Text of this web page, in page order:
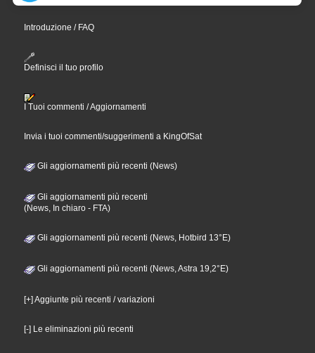
Introduzione / FAQ
Definisci il tuo profilo
I Tuoi commenti / Aggiornamenti
Invia i tuoi commenti/suggerimenti a KingOfSat
Gli aggiornamenti più recenti (News)
Gli aggiornamenti più recenti
(News, In chiaro - FTA)
Gli aggiornamenti più recenti (News, Hotbird 13°E)
Gli aggiornamenti più recenti (News, Astra 19,2°E)
[+] Aggiunte più recenti / variazioni
[-] Le eliminazioni più recenti